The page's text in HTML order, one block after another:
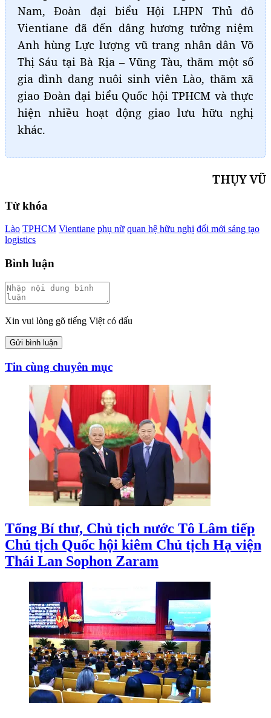
Nam,Đoàn đại biểu Hội LHPN Thủ đô
Vientiane đã đến dâng hương tưởng niệm
Anh hùngLực lượng vũ trang nhân dân Võ
Thị Sáu tại Bà Rịa – Vũng Tàu, thăm một số
gia đình đang nuôi sinh viên Lào, thăm xã
giao Đoàn đại biểu Quốc hội TPHCM và thực
hiện nhiều hoạt động giao lưu hữu nghị
khác.
THỤY VŨ
Từ khóa
Lào TPHCM Vientiane phụ nữ quan hệ hữu nghị đổi mới sáng tạo
logistics
Bình luận
Xin vui lòng gõ tiếng Việt có dấu
Gửi bình luận
Tin cùng chuyên mục
Tổng Bí thư, Chủ tịch nước Tô Lâm tiếp
Chủ tịch Quốc hội kiêm Chủ tịch Hạ viện
Thái Lan Sophon Zaram